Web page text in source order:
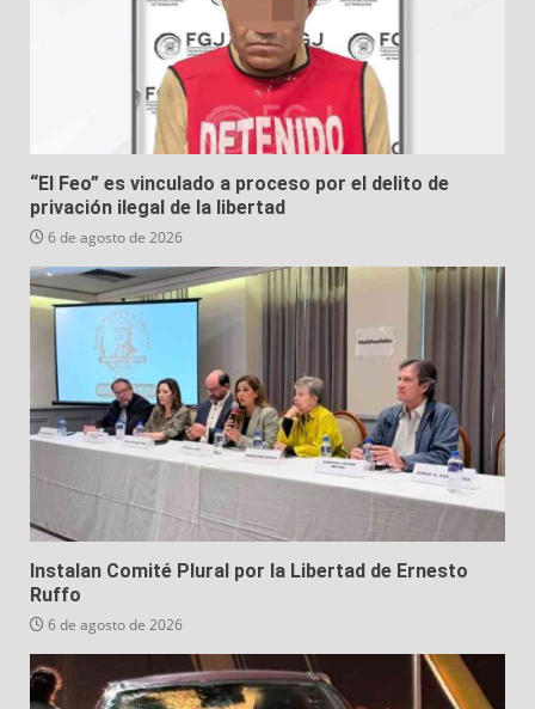
“El Feo” es vinculado a proceso por el delito de
privación ilegal de la libertad
6 de agosto de 2026
Instalan Comité Plural por la Libertad de Ernesto
Ruffo